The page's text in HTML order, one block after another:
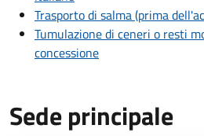
Trasporto di salma (prima
Tumulazione di ceneri o resti
concessione
Sede principale